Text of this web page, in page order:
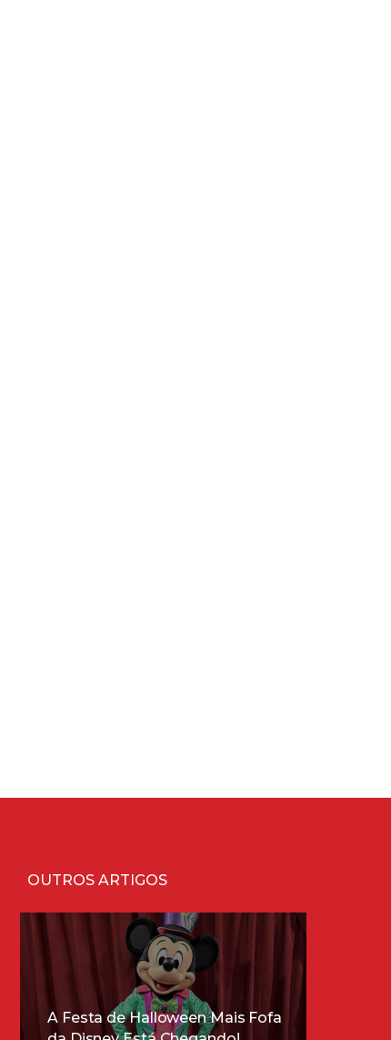
OUTROS ARTIGOS
A Festa de Halloween Mais Fofa